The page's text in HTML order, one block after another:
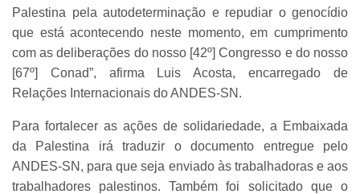
Palestina pela autodeterminação e repudiar o genocídio
que está acontecendo neste momento, em cumprimento
com as deliberações do nosso [42º] Congresso e do nosso
[67º] Conad”, afirma Luis Acosta, encarregado de
Relações Internacionais do ANDES-SN.
Para fortalecer as ações de solidariedade, a Embaixada
da Palestina irá traduzir o documento entregue pelo
ANDES-SN, para que seja enviado às trabalhadoras e aos
trabalhadores palestinos. Também foi solicitado que o